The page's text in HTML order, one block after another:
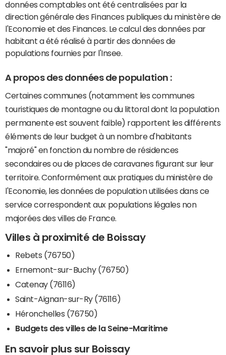
données comptables ont été centralisées par la
direction générale des Finances publiques du ministère de
l'Economie et des Finances. Le calcul des données par
habitant a été réalisé à partir des données de
populations fournies par l'Insee.
A propos des données de population :
Certaines communes (notamment les communes
touristiques de montagne ou du littoral dont la population
permanente est souvent faible) rapportent les différents
éléments de leur budget à un nombre d'habitants
"majoré" en fonction du nombre de résidences
secondaires ou de places de caravanes figurant sur leur
territoire. Conformément aux pratiques du ministère de
l'Economie, les données de population utilisées dans ce
service correspondent aux populations légales non
majorées des villes de France.
Villes à proximité de Boissay
Rebets (76750)
Ernemont-sur-Buchy (76750)
Catenay (76116)
Saint-Aignan-sur-Ry (76116)
Héronchelles (76750)
Budgets des villes de la Seine-Maritime
En savoir plus sur Boissay